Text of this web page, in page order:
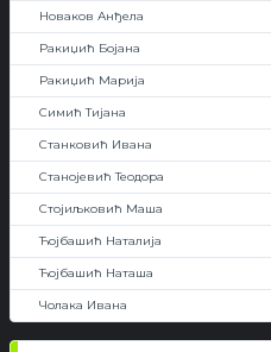
Новаков Анђела
Ракиџић Бојана
Ракиџић Марија
Симић Тијана
Станковић Ивана
Станојевић Теодора
Стојиљковић Маша
Ћојбашић Наталија
Ћојбашић Наташа
Чолака Ивана